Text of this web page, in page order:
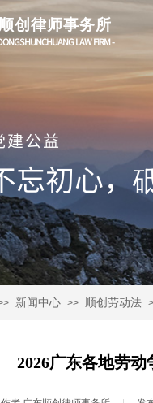
创律师事务所
LAW FIRM -
建公益
忘初心，
新闻中心 >> 顺创劳动法
2026广东各地劳